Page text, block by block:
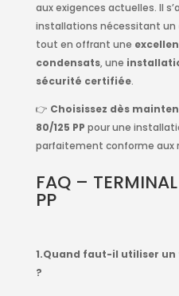
aux exigences actuelles. Il
installations nécessitant un
tout en offrant une
condensats, une
sécurité certifiée.
👉 Choisissez dès
80/125 PP pour une
parfaitement conforme aux
FAQ –
PP
1.Quand faut-il utiliser
?